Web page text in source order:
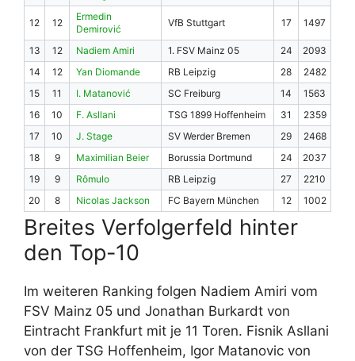
12 12
Ermedin
Demirović
VfB Stuttgart 17 1497
13 12 Nadiem Amiri 1. FSV Mainz 05 24
2093
14
12 Yan Diomande RB Leipzig 28
2482
15
11 I. Matanović SC Freiburg 14
1563
16
10 F. Asllani TSG 1899 Hoffenheim 31
2359
17
10 J. Stage SV Werder Bremen 29
2468
18
9 Maximilian Beier Borussia Dortmund 24
2037
19
9 Rômulo RB Leipzig 27
2210
20
8 Nicolas Jackson FC Bayern München 12 1002
Breites Verfolgerfeld hinter
den Top-10
Im weiteren Ranking folgen Nadiem Amiri vom
FSV Mainz 05 und Jonathan Burkardt von
Eintracht Frankfurt mit je 11 Toren. Fisnik Asllani
von der TSG Hoffenheim, Igor Matanovic von